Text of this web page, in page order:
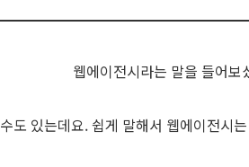
웹에이전시라는 말을 들어보
도 있는데요. 쉽게 말해서 웹에이전시